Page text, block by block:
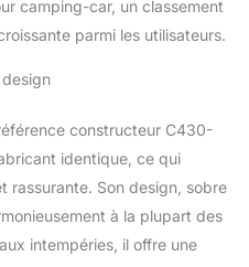
camping-car, un classement
parmi les utilisateurs.
constructeur C430-
identique, ce qui
rassurante. Son design, sobre
à la plupart des
intempéries, il offre une